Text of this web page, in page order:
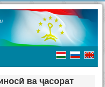
ва ҷасорат